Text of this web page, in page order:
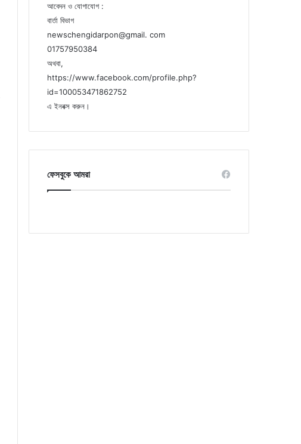
আবেদন ও যোগাযোগ :
বার্তা বিভাগ
newschengidarpon@gmail. com
01757950384
অথবা,
https://www.facebook.com/profile.php?
id=100053471862752
এ ইনবক্স করুন।
ফেসবুকে আমরা